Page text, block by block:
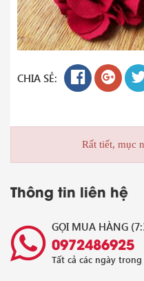
CHIA SẺ:
Rất tiết, mục
Thông tin liên hệ
GỌI MUA HÀNG
0972486925
Tất cả các ngày